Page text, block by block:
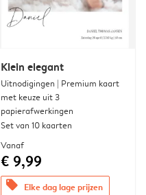
Klein elegant
Uitnodigingen | Premium kaart
met keuze uit 3
papierafwerkingen
Set van 10 kaarten
Vanaf
€ 9,99
offers Elke dag lage prijzen